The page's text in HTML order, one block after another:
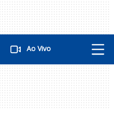
Ao Vivo